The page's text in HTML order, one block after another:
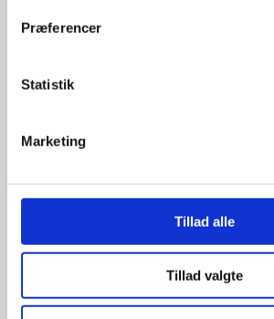
Præferencer
Statistik
Marketing
Tillad alle
Tillad valgte
leveringssikkerhed
Kun et lille udvalg
hjemmesiden
Produkterne på
kun et lille udpluk af